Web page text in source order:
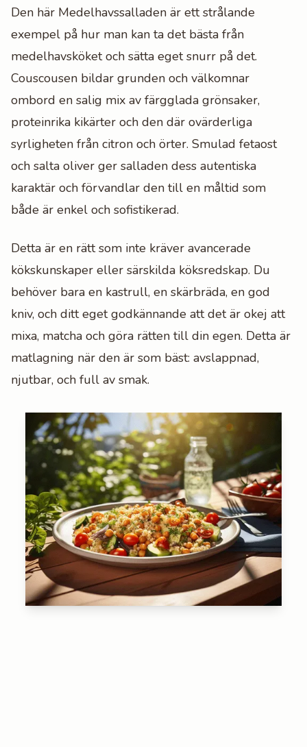
Den här Medelhavssalladen är ett strålande
exempel på hur man kan ta det bästa från
medelhavsköket och sätta eget snurr på det.
Couscousen bildar grunden och välkomnar
ombord en salig mix av färgglada grönsaker,
proteinrika kikärter och den där ovärderliga
syrligheten från citron och örter. Smulad fetaost
och salta oliver ger salladen dess autentiska
karaktär och förvandlar den till en måltid som
både är enkel och sofistikerad.
Detta är en rätt som inte kräver avancerade
kökskunskaper eller särskilda köksredskap. Du
behöver bara en kastrull, en skärbräda, en god
kniv, och ditt eget godkännande att det är okej att
mixa, matcha och göra rätten till din egen. Detta är
matlagning när den är som bäst: avslappnad,
njutbar, och full av smak.